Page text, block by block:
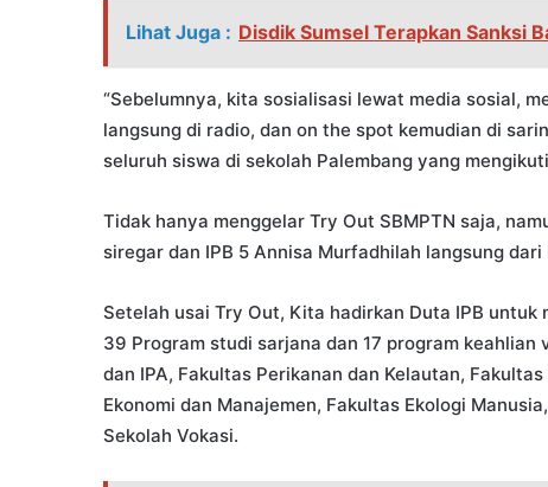
Lihat Juga : Disdik Sumsel Terapkan Sanksi
“Sebelumnya, kita sosialisasi lewat media sosial,
langsung di radio, dan on the spot kemudian di
seluruh siswa di sekolah Palembang yang
Tidak hanya menggelar Try Out SBMPTN saja,
siregar dan IPB 5 Annisa Murfadhilah langsung
Setelah usai Try Out, Kita hadirkan Duta IPB
39 Program studi sarjana dan 17 program
dan IPA, Fakultas Perikanan dan Kelautan,
Ekonomi dan Manajemen, Fakultas Ekologi
Sekolah Vokasi.